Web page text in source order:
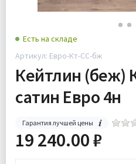
Есть на складе
Артикул: Евро-Кт-СС-бж
Кейтлин (беж)
сатин Евро 4н
Гарантия лучшей цены
19 240.00 ₽